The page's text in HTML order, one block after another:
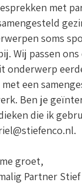
met
soms
Wij passen ons
onderwerp
een
Ben je
die ik
groet,
Partner Stief